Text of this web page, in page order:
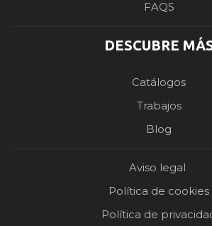
FAQS
DESCUBRE
Catálogos
Trabajos
Blog
Aviso legal
Política de cookies
Política de